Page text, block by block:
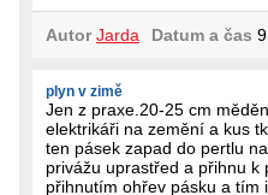
Autor Jarda Datum a čas
plyn v zimě
Jen z praxe.20-25 cm
elektrikáři na zemění a kus
ten pásek zapad do pertlu
privážu uprastřed a přihnu k
přihnutím ohřev pásku a tím